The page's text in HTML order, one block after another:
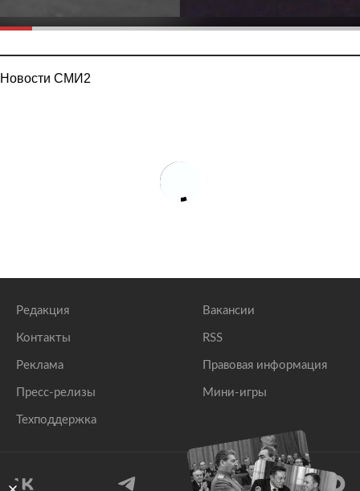
Новости СМИ2
Редакция
Контакты
Реклама
Пресс-релизы
Техподдержка
Вакансии
RSS
Правовая информация
Мини-игры